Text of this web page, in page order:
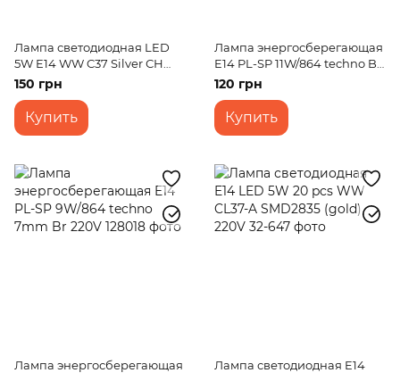
Лампа светодиодная LED
5W E14 WW C37 Silver СН
220V
150 грн
Купить
Лампа энергосберегающая
E14 PL-SP 11W/864 techno Br
220V
120 грн
Купить
Лампа энергосберегающая
Лампа светодиодная E14